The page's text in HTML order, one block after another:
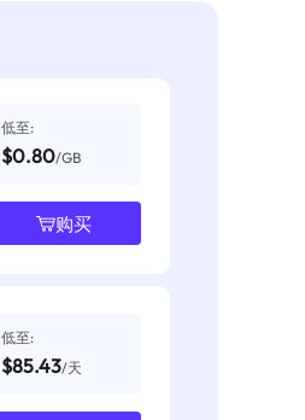
低至:
$0.80/GB
购买
低至:
$85.43/天